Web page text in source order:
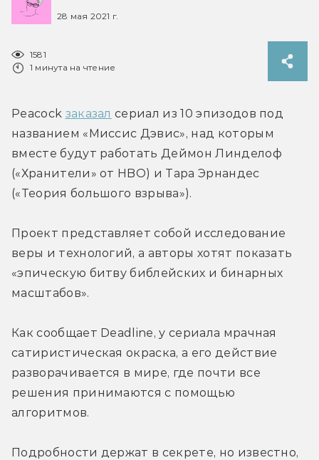
28 мая 2021 г.
1581
1 минута на чтение
Peacock заказал сериал из 10 эпизодов под
названием «Миссис Дэвис», над которым
вместе будут работать Деймон Линделоф
(«Хранители» от HBO) и Тара Эрнандес
(«Теория большого взрыва»).
Проект представляет собой исследование
веры и технологий, а авторы хотят показать
«эпическую битву библейских и бинарных
масштабов».
Как сообщает Deadline, у сериала мрачная
сатиристическая окраска, а его действие
разворачивается в мире, где почти все
решения принимаются с помощью
алгоритмов.
Подробности держат в секрете, но известно,